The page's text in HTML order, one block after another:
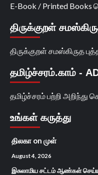
E-Book / Printed Books
திருக்குறள்
திருக்குறள் சமஸ்கிருத
தமிழ்ச்சரம்.காம் -
தமிழ்ச்சரம் பற்றி அறிந்து
உங்கள் கருத்து
திலகா on முள்
August 4, 2026
இசுலாமிய சட்டம் ஆண்கள்